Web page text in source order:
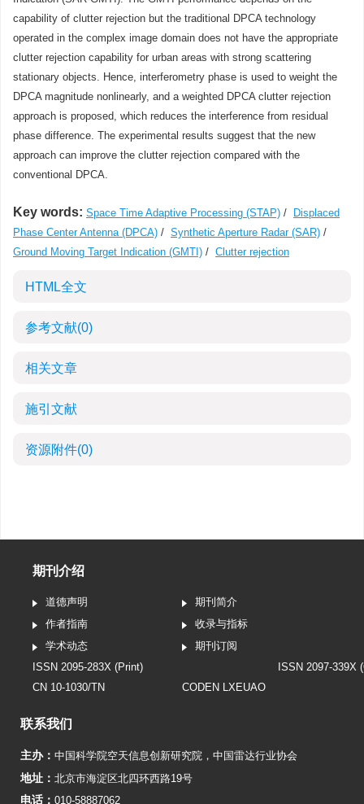
capability of clutter rejection but the traditional DPCA technology
operated in the complex image domain does not have the appropriate
clutter rejection capability for urban areas with strong scattering
stationary objects. Hence, interferometry phase is used to weight the
DPCA magnitude nonlinearly, and a weighted DPCA clutter rejection
approach is proposed, which reduces the interference from residual
phase difference. The experimental results suggest that the new
approach can improve the clutter rejection compared with the
conventional DPCA.
Key words: Space Time Adaptive Processing (STAP) /
Displaced
Phase Center Antenna (DPCA) / Synthetic Aperture Radar (SAR) /
Ground Moving Target Indication (GMTI) / Clutter rejection
HTML全文
参考文献(0)
相关文章
施引文献
资源附件(0)
期刊介绍
道德声明
期刊简介
作者指南
收录与指标
学术动态
期刊订阅
ISSN 2095-283X (Print)
ISSN 2097-339X
CN 10-1030/TN
CODEN LXEUAO
联系我们
主办： 中国科学院空天信息创新研究院 ， 中国雷达行业协会
地址： 北京市海淀区北四环西路19号
电话： 010-58887062